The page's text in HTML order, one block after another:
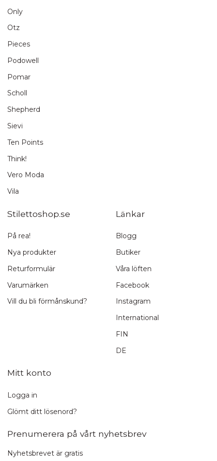
Only
Otz
Pieces
Podowell
Pomar
Scholl
Shepherd
Sievi
Ten Points
Think!
Vero Moda
Vila
Stilettoshop.se
På rea!
Nya produkter
Returformulär
Varumärken
Vill du bli förmånskund?
Länkar
Blogg
Butiker
Våra löften
Facebook
Instagram
International
FIN
DE
Mitt konto
Logga in
Glömt ditt lösenord?
Prenumerera på vårt nyhetsbrev
Nyhetsbrevet är gratis